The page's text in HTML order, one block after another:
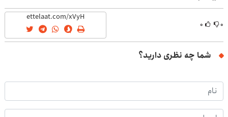
۰ ۰
شما چه نظری دارید؟